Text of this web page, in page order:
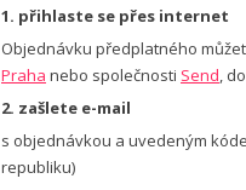
1. přihlaste se přes internet
Objednávku předplatného
Praha nebo společnosti Send,
2. zašlete e-mail
s objednávkou a uvedeným
republiku)